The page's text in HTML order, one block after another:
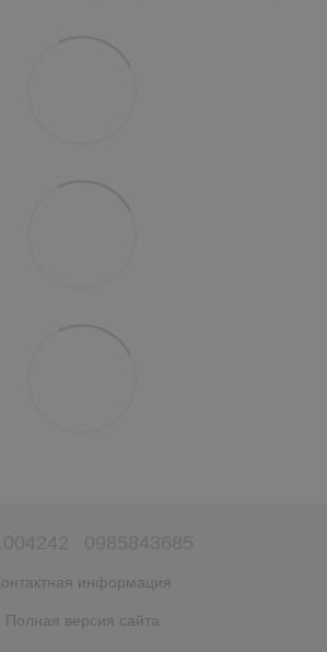
информация
Полная версия сайта